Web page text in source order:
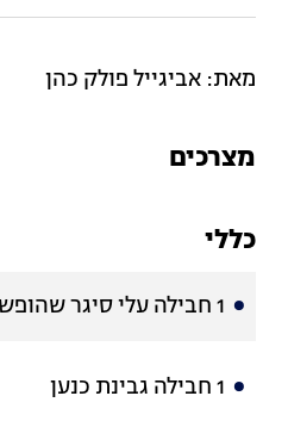
מאת: אביגייל פולק כהן
מצרכים
כללי
1 חבילה עלי סיגר שהופשרו במקרר
1 חבילה גבינת כנען